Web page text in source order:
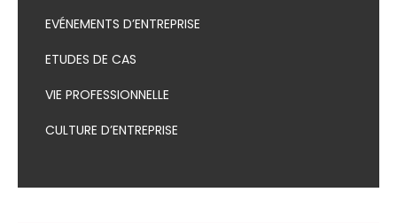
EVÉNEMENTS D’ENTREPRISE
ETUDES DE CAS
VIE PROFESSIONNELLE
CULTURE D’ENTREPRISE